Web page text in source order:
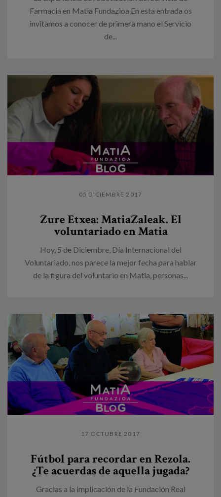
Farmacia en Matia Fundazioa En esta entrada os
invitamos a conocer de primera mano el Servicio
de...
05 DICIEMBRE 2017
Zure Etxea: MatiaZaleak. El
voluntariado en Matia
Hoy, 5 de Diciembre, Día Internacional del
Voluntariado, nos parece la mejor fecha para hablar
de la figura del voluntario en Matia, personas...
17 OCTUBRE 2017
Fútbol para recordar en Rezola.
¿Te acuerdas de aquella jugada?
Gracias a la implicación de la Fundación Real